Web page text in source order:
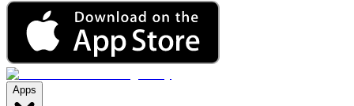
Apps